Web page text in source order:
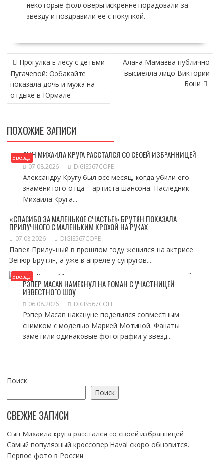
некоторые фолловеры искренне порадовали за
звезду и поздравили ее с покупкой.
НАВИГАЦИЯ
ПО
ЗАПИСЯМ
Прогулка в лесу с детьми
Пугачевой: Орбакайте
показала дочь и мужа на
отдыхе в Юрмале
Алана Мамаева публично
высмеяла лицо Виктории
Бони
ПОХОЖИЕ ЗАПИСИ
ЗвездыСЫН МИХАИЛА КРУГА РАССТАЛСЯ СО СВОЕЙ ИЗБРАННИЦЕЙ
07.08.2026 DIGIS567COPE
Александру Кругу был все месяц, когда убили его
знаменитого отца – артиста шансона. Наследник
Михаила Круга...
«СПАСИБО ЗА МАЛЕНЬКОЕ СЧАСТЬЕ!» БРУТЯН ПОКАЗАЛА
ПРИЛУЧНОГО С МАЛЕНЬКИМ КРОХОЙ НА РУКАХ
07.08.2026 DIGIS567COPE
Павел Прилучный в прошлом году женился на актрисе
Зепюр Брутян, а уже в апреле у супругов...
Звезды
РЭПЕР MACAN НАМЕКНУЛ НА РОМАН С УЧАСТНИЦЕЙ
ИЗВЕСТНОГО ШОУ
06.08.2026 DIGIS567COPE
Рэпер Macan накануне поделился совместным
снимком с моделью Марией Мотиной. Фанаты
заметили одинаковые фотографии у звезд...
Поиск
Поиск
СВЕЖИЕ ЗАПИСИ
Сын Михаила круга расстался со своей избранницей
Самый популярный кроссовер Haval скоро обновится.
Первое фото в России